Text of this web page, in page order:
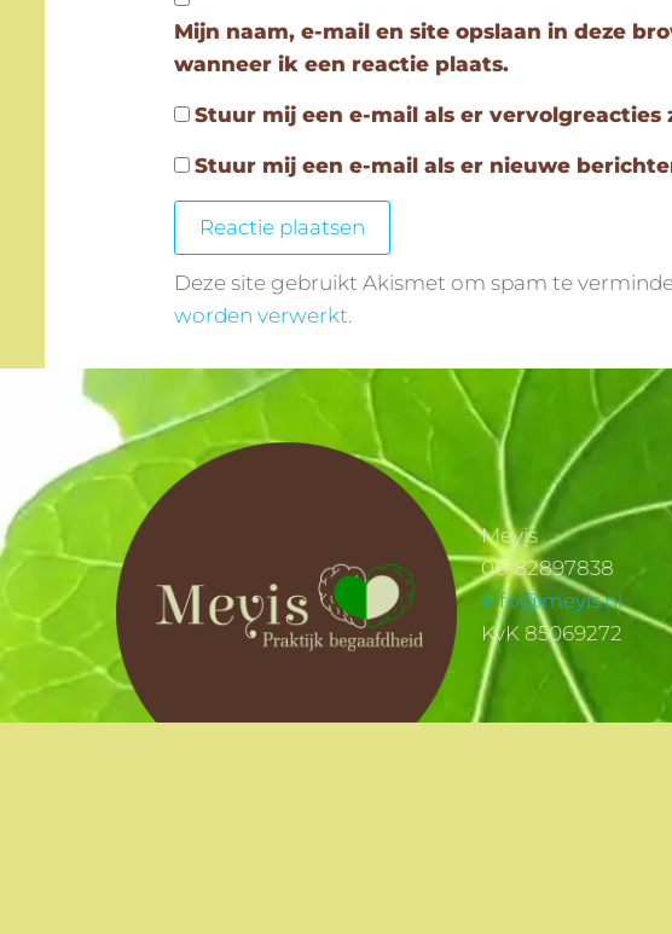
Mijn naam, e-mail en site opslaan in deze
wanneer ik een reactie plaats.
Stuur mij een e-mail als er vervolgreacties
Stuur mij een e-mail als er nieuwe
Deze site gebruikt Akismet om spam te
worden verwerkt.
Meyis
06-82897838
info@meyis.nl
KvK 85069272